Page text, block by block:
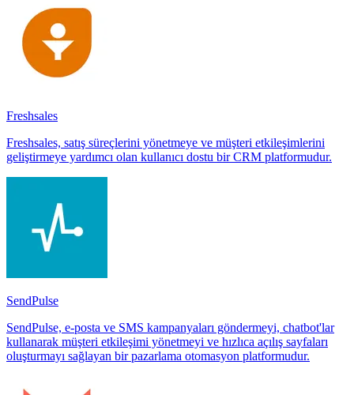
Freshsales
Freshsales, satış süreçlerini yönetmeye ve müşteri etkileşimlerini
geliştirmeye yardımcı olan kullanıcı dostu bir CRM platformudur.
SendPulse
SendPulse, e-posta ve SMS kampanyaları göndermeyi, chatbot'lar
kullanarak müşteri etkileşimi yönetmeyi ve hızlıca açılış sayfaları
oluşturmayı sağlayan bir pazarlama otomasyon platformudur.